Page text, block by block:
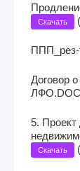
Скачать (
ППП_рез-
Договор
ЛФО.DOC
5.
Скачать (